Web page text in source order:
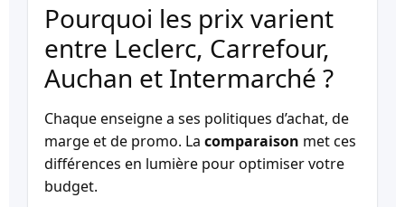
Pourquoi les prix varient
entre Leclerc, Carrefour,
Auchan et Intermarché ?
Chaque enseigne a ses politiques d’achat, de
marge et de promo. La comparaison met ces
différences en lumière pour optimiser votre
budget.